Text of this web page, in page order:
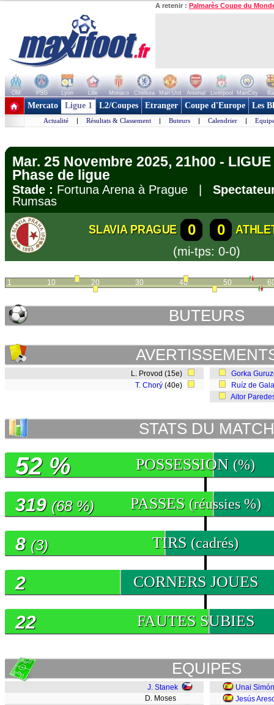
A retenir : Palmarès Coupe du
OM PSG Lyon Lille Monaco Chelsea Man Utd Arsenal Liverpool ManCity
+ de clubs
Mercato Ligue 1 L2/Coupes Etranger Coupe d'Europe Les
Actualité | Résultats & Classement | Buteurs | Calendrier |
Mar. 25 Novembre 2025, 21h00 -
Phase de ligue
Stade : Fortuna Arena à Prague |
Rumsas
SLAVIA PRAGUE 0 0
(mi-tps: 0-0)
1 10 20 30 40 50
BUTEURS
L. Provod (15e)
T. Chorý (40e)
Gorka
Ruíz de
Aitor
STATS DU MATCH
POSSESSION (%)
52 %
PASSES (réussies %)
319 (68 %)
TIRS (cadrés)
8 (3)
CORNERS JOUES
2
FAUTES SUBIES
22
EQUIPES
J. Stanek
D. Moses
Unai Simón
Jesús